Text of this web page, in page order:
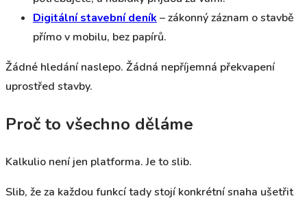
Digitální stavební deník – zákonný záznam o stavbě
přímo v mobilu, bez papírů.
Žádné hledání naslepo. Žádná nepříjemná překvapení
uprostřed stavby.
Proč to všechno děláme
Kalkulio není jen platforma. Je to slib.
Slib, že za každou funkcí tady stojí konkrétní snaha ušetřit